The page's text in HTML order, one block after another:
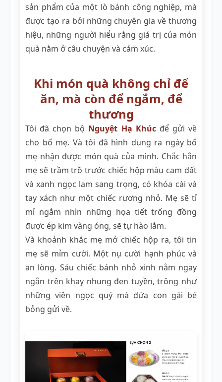
sản phẩm của một lò bánh công nghiệp, mà
được tạo ra bởi những chuyên gia về thương
hiệu, những người hiểu rằng giá trị của món
quà nằm ở câu chuyện và cảm xúc.
Khi món quà không chỉ để
ăn, mà còn để ngắm, để
thương
Tôi đã chọn bộ Nguyệt Hạ Khúcđể gửi về
cho bố mẹ. Và tôi đã hình dung ra ngày bố
mẹ nhận được món quà của mình. Chắc hẳn
mẹ sẽ trầm trồ trước chiếc hộp màu cam đất
và xanh ngọc lam sang trọng, có khóa cài và
tay xách như một chiếc rương nhỏ. Mẹ sẽ tỉ
mỉ ngắm nhìn những họa tiết trống đồng
được ép kim vàng óng, sẽ tự hào lắm.
Và khoảnh khắc mẹ mở chiếc hộp ra, tôi tin
mẹ sẽ mỉm cười. Một nụ cười hạnh phúc và
an lòng. Sáu chiếc bánh nhỏ xinh nằm ngay
ngắn trên khay nhung đen tuyền, trông như
những viên ngọc quý mà đứa con gái bé
bỏng gửi về.